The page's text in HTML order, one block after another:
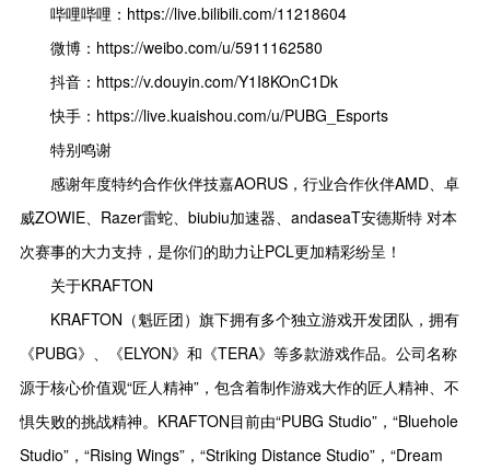
哔哩哔哩：https://live.bilibili.com/11218604
微博：https://weibo.com/u/5911162580
抖音：https://v.douyin.com/Y1I8KOnC1Dk
快手：https://live.kuaishou.com/u/PUBG_Esports
特别鸣谢
感谢年度特约合作伙伴技嘉AORUS，行业合作伙伴AMD、卓
威ZOWIE、Razer雷蛇、biubiu加速器、andaseaT安德斯特 对本
次赛事的大力支持，是你们的助力让PCL更加精彩纷呈！
关于KRAFTON
KRAFTON（魁匠团）旗下拥有多个独立游戏开发团队，拥有
《PUBG》、《ELYON》和《TERA》等多款游戏作品。公司名称
源于核心价值观“匠人精神”，包含着制作游戏大作的匠人精神、不
惧失败的挑战精神。KRAFTON目前由“PUBG Studio”，“Bluehole
Studio”，“Rising Wings”，“Striking Distance Studio”，“Dream